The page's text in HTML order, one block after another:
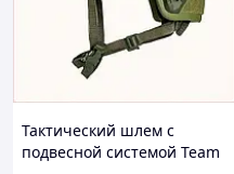
Тактический шлем с
подвесной системой Team